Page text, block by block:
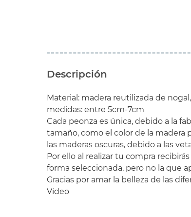
Descripción
Material: madera reutilizada de
medidas: entre 5cm-7cm
Cada peonza es única, debido a la
tamaño, como el color de la madera
las maderas oscuras, debido a las
Por ello al realizar tu compra
forma seleccionada, pero no la que
Gracias por amar la belleza de las
Video